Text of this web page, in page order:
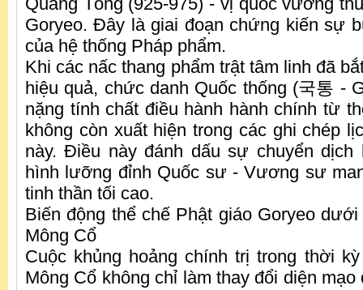
Goryeo. Đây là giai đoạn chứng kiến sự
của hệ thống Pháp phẩm.
Khi các nấc thang phẩm trật tâm linh đã
hiệu quả, chức danh Quốc thống (국통 -
nặng tính chất điều hành hành chính từ
không còn xuất hiện trong các ghi chép
này. Điều này đánh dấu sự chuyển dịch
hình lưỡng đỉnh Quốc sư - Vương sư
tinh thần tối cao.
Biến động thể chế Phật giáo Goryeo
Mông Cổ
Cuộc khủng hoảng chính trị trong thời
Mông Cổ không chỉ làm thay đổi diện